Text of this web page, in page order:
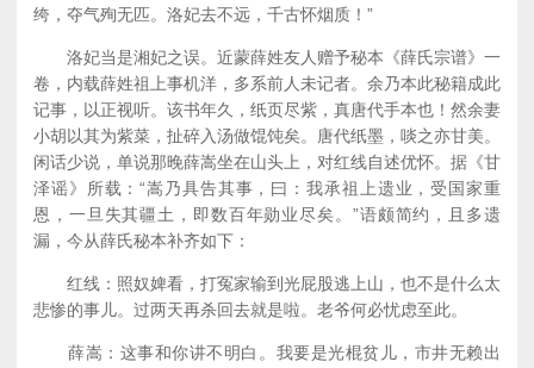
绔，夺气殉无匹。洛妃去不远，千古怀烟质！”
洛妃当是湘妃之误。近蒙薛姓友人赠予秘本《薛氏宗谱》一
卷，内载薛姓祖上事机洋，多系前人未记者。余乃本此秘籍成此
记事，以正视听。该书年久，纸页尽紫，真唐代手本也！然余妻
小胡以其为紫菜，扯碎入汤做馄饨矣。唐代纸墨，啖之亦甘美。
闲话少说，单说那晚薛嵩坐在山头上，对红线自述优怀。据《甘
泽谣》所载：“嵩乃具告其事，曰：我承祖上遗业，受国家重
恩，一旦失其疆土，即数百年勋业尽矣。”语颇简约，且多遗
漏，今从薛氏秘本补齐如下：
红线：照奴婢看，打冤家输到光屁股逃上山，也不是什么太
悲惨的事儿。过两天再杀回去就是啦。老爷何必忧虑至此。
薛嵩：这事和你讲不明白。我要是光棍贫儿，市井无赖出